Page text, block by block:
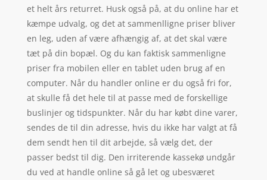
et helt års returret. Husk også på, at du online har et
kæmpe udvalg, og det at sammenlligne priser bliver
en leg, uden af være afhængig af, at det skal være
tæt på din bopæl. Og du kan faktisk sammenligne
priser fra mobilen eller en tablet uden brug af en
computer. Når du handler online er du også fri for,
at skulle få det hele til at passe med de forskellige
buslinjer og tidspunkter. Når du har købt dine varer,
sendes de til din adresse, hvis du ikke har valgt at få
dem sendt hen til dit arbejde, så vælg det, der
passer bedst til dig. Den irriterende kassekø undgår
du ved at handle online så gå let og ubesværet